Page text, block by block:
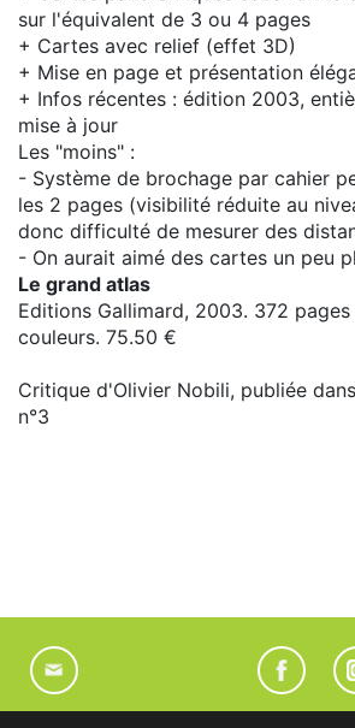
sur l'équivalent de 3 ou 4 pages
+ Cartes avec relief (effet 3D)
+ Mise en page et présentation
+ Infos récentes : édition 2003,
mise à jour
Les "moins" :
- Système de brochage par cahier
les 2 pages (visibilité réduite au
donc difficulté de mesurer des
- On aurait aimé des cartes un peu
Le grand atlas
Editions Gallimard, 2003. 372
couleurs. 75.50 €
Critique d'Olivier Nobili, publiée
n°3